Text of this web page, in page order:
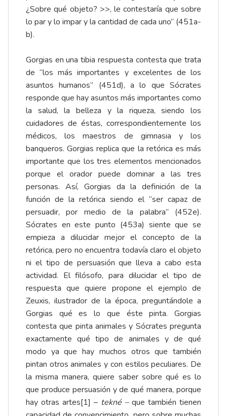
¿Sobre qué objeto? >>, le contestaría que sobre
lo par y lo impar y la cantidad de cada uno” (451a-
b).
Gorgias en una tibia respuesta contesta que trata
de “los más importantes y excelentes de los
asuntos humanos” (451d), a lo que Sócrates
responde que hay asuntos más importantes como
la salud, la belleza y la riqueza, siendo los
cuidadores de éstas, correspondientemente los
médicos, los maestros de gimnasia y los
banqueros. Gorgias replica que la retórica es más
importante que los tres elementos mencionados
porque el orador puede dominar a las tres
personas. Así, Gorgias da la definición de la
función de la retórica siendo el “ser capaz de
persuadir, por medio de la palabra” (452e).
Sócrates en este punto (453a) siente que se
empieza a dilucidar mejor el concepto de la
retórica, pero no encuentra todavía claro el objeto
ni el tipo de persuasión que lleva a cabo esta
actividad. El filósofo, para dilucidar el tipo de
respuesta que quiere propone el ejemplo de
Zeuxis, ilustrador de la época, preguntándole a
Gorgias qué es lo que éste pinta. Gorgias
contesta que pinta animales y Sócrates pregunta
exactamente qué tipo de animales y de qué
modo ya que hay muchos otros que también
pintan otros animales y con estilos peculiares. De
la misma manera, quiere saber sobre qué es lo
que produce persuasión y de qué manera, porque
hay otras artes[1] – tekné – que también tienen